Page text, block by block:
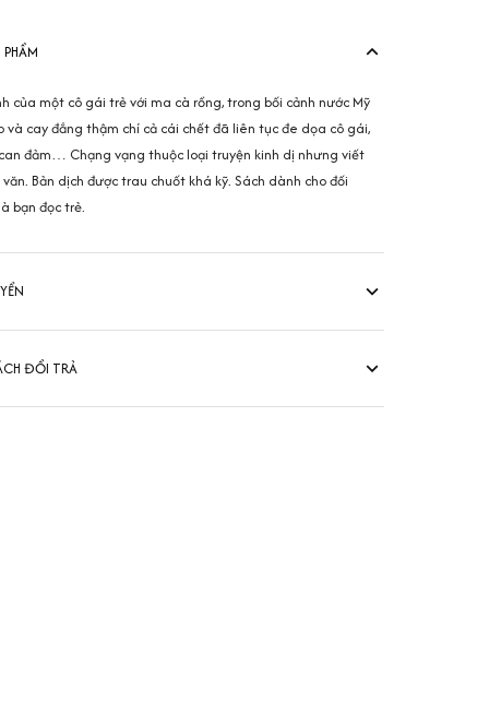
của một cô gái trẻ với ma cà rồng, trong bối cảnh nước Mỹ
cay đắng thậm chí cả cái chết đã liên tục đe dọa cô gái,
đảm… Chạng vạng thuộc loại truyện kinh dị nhưng viết
Bản dịch được trau chuốt khá kỹ. Sách dành cho đối
bạn đọc trẻ.
ĐỔI TRẢ